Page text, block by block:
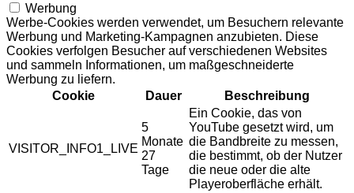
Werbung
Werbe-Cookies werden verwendet, um Besuchern relevante
Werbung und Marketing-Kampagnen anzubieten. Diese
Cookies verfolgen Besucher auf verschiedenen Websites
und sammeln Informationen, um maßgeschneiderte
Werbung zu liefern.
Cookie
Dauer Beschreibung
VISITOR_INFO1_LIVE
5
Monate
27
Tage
Ein Cookie, das von
YouTube gesetzt wird, um
die Bandbreite zu messen,
die bestimmt, ob der Nutzer
die neue oder die alte
Playeroberfläche erhält.